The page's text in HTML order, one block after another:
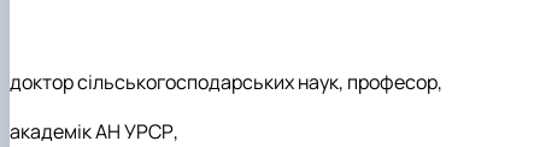
доктор сільськогосподарських наук, професор,
академік АН УРСР,